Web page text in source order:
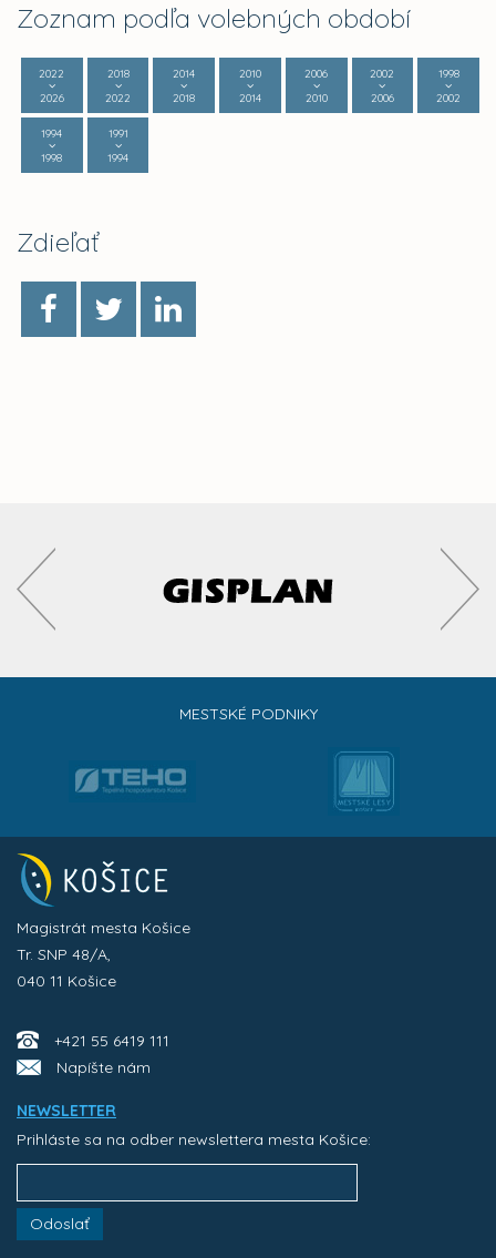
Zoznam podľa volebných období
2022
2026
2018
2022
2014
2018
2010
2014
2006
2010
2002
2006
1998
2002
1994
1998
1991
1994
Zdieľať
MESTSKÉ PODNIKY
Magistrát mesta Košice
Tr. SNP 48/A,
040 11 Košice
+421 55 6419 111
Napíšte nám
NEWSLETTER
Prihláste sa na odber newslettera mesta Košice:
Odoslať